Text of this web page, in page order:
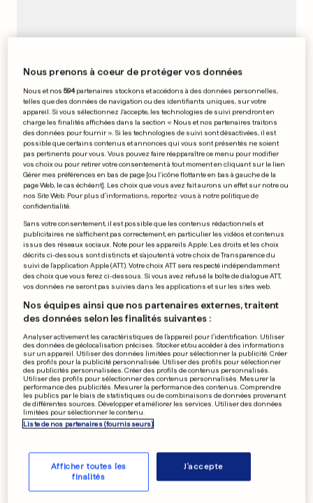
ARAIGNÉE
Le «vampire à huit pattes» va-
t-il s'installer aussi au
Luxembourg?
4 213 93
EN NORVÈGE
La police recherche un
nouveau suspect après la
fusillade de la Pride à Oslo
0 5 0
AUX ÉTATS-UNIS
de 1400 plaintes pour
harcèlement sexuel
12 10
Nous prenons à coeur de protéger vos données
Nous et nos594partenaires stockons et accédons à des données personnelles,
telles que des données de navigation ou des identifiants uniques, sur votre
appareil. Si vous sélectionnez J'accepte, les technologies de suivi prendront en
charge les finalités affichées dans la section « Nous et nos partenaires traitons
des données pour fournir ». Si les technologies de suivi sont désactivées, il est
possible que certains contenus et annonces qui vous sont présentés ne soient
pas pertinents pour vous. Vous pouvez faire réapparaître ce menu pour modifier
vos choix ou pour retirer votre consentement à tout moment en cliquant sur le lien
Gérer mes préférences en bas de page [ou l'icône flottante en bas à gauche de la
page Web, le cas échéant]. Les choix que vous avez fait aurons un effet sur notre ou
nos Site Web. Pour plus d’informations, reportez-vous à notre politique de
confidentialité.
Sans votre consentement, il est possible que les contenus rédactionnels et
publicitaires ne s'affichent pas correctement, en particulier les vidéos et contenus
issus des réseaux sociaux. Note pour les appareils Apple: Les droits et les choix
décrits ci-dessous sont distincts et s'ajoutent à votre choix de Transparence du
suivi de l'application Apple (ATT). Votre choix ATT sera respecté indépendamment
des choix que vous ferez ci-dessous. Si vous avez refusé la boîte de dialogue ATT,
vos données ne seront pas suivies dans les applications et sur les sites web.
Nos équipes ainsi que nos partenaires externes, traitent
des données selon les finalités suivantes :
Analyser activement les caractéristiques de l’appareil pour l’identification. Utiliser
des données de géolocalisation précises. Stocker et/ou accéder à des informations
sur un appareil. Utiliser des données limitées pour sélectionner la publicité. Créer
des profils pour la publicité personnalisée. Utiliser des profils pour sélectionner
des publicités personnalisées. Créer des profils de contenus personnalisés.
Utiliser des profils pour sélectionner des contenus personnalisés. Mesurer la
performance des publicités. Mesurer la performance des contenus. Comprendre
les publics par le biais de statistiques ou de combinaisons de données provenant
de différentes sources. Développer et améliorer les services. Utiliser des données
limitées pour sélectionner le contenu.
Liste de nos partenaires (fournisseurs)
Afficher toutes les
finalités
J'accepte